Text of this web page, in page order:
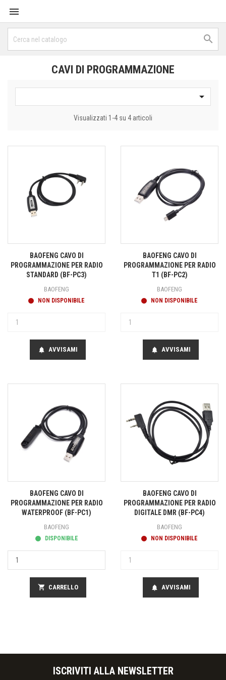


CAVI DI PROGRAMMAZIONE

Visualizzati 1-4 su 4 articoli
BAOFENG CAVO DI
PROGRAMMAZIONE PER RADIO
STANDARD (BF-PC3)
BAOFENG
NON DISPONIBILE
notifications AVVISAMI
BAOFENG CAVO DI
PROGRAMMAZIONE PER RADIO
T1 (BF-PC2)
BAOFENG
NON DISPONIBILE
notifications AVVISAMI
BAOFENG CAVO DI
PROGRAMMAZIONE PER RADIO
WATERPROOF (BF-PC1)
BAOFENG
DISPONIBILE
shopping_cart CARRELLO
BAOFENG CAVO DI
PROGRAMMAZIONE PER RADIO
DIGITALE DMR (BF-PC4)
BAOFENG
NON DISPONIBILE
notifications AVVISAMI
ISCRIVITI ALLA NEWSLETTER